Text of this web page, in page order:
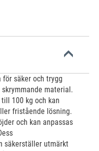
för säker och trygg
material.
100 kg och kan
fristående lösning.
och kan anpassas
säkerställer utmärkt